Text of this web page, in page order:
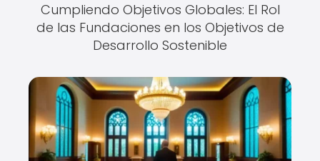
Cumpliendo Objetivos Globales: El Rol
de las Fundaciones en los Objetivos de
Desarrollo Sostenible